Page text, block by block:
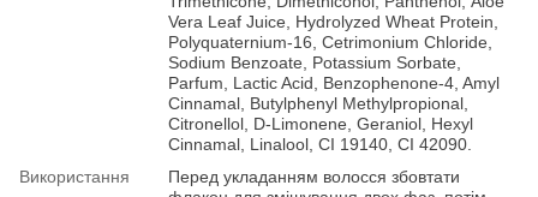
Vera Leaf Juice, Hydrolyzed Wheat Protein,
Polyquaternium-16, Cetrimonium Chloride,
Sodium Benzoate, Potassium Sorbate,
Parfum, Lactic Acid, Benzophenone-4, Amyl
Cinnamal, Butylphenyl Methylpropional,
Citronellol, D-Limonene, Geraniol, Hexyl
Cinnamal, Linalool, CI 19140, CI 42090.
Використання
Перед укладанням волосся збовтати